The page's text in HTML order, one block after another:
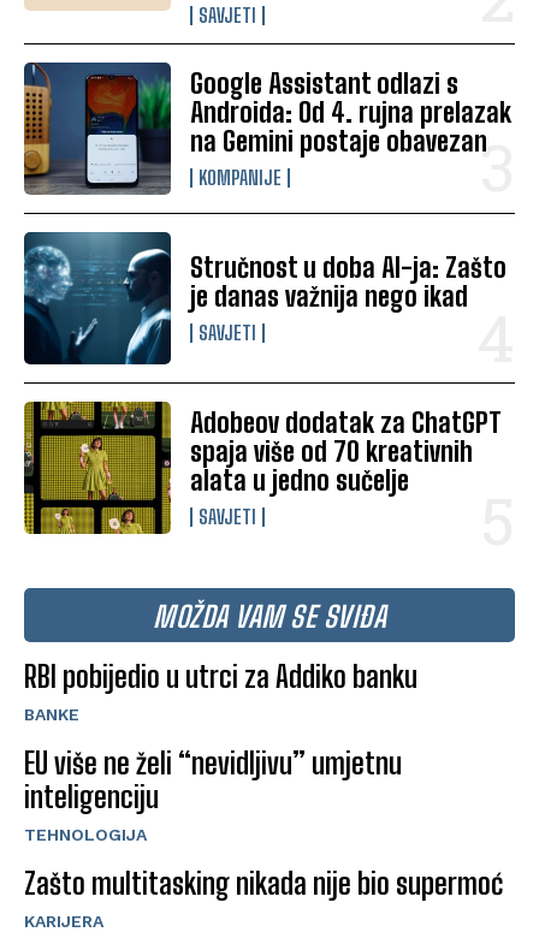
SAVJETI
Google Assistant odlazi s
Androida: Od 4. rujna prelazak
na Gemini postaje obavezan
KOMPANIJE
Stručnost u doba AI-ja: Zašto
je danas važnija nego ikad
SAVJETI
Adobeov dodatak za ChatGPT
spaja više od 70 kreativnih
alata u jedno sučelje
SAVJETI
MOŽDA VAM SE SVIĐA
RBI pobijedio u utrci za Addiko banku
BANKE
EU više ne želi “nevidljivu” umjetnu
inteligenciju
TEHNOLOGIJA
Zašto multitasking nikada nije bio supermoć
KARIJERA